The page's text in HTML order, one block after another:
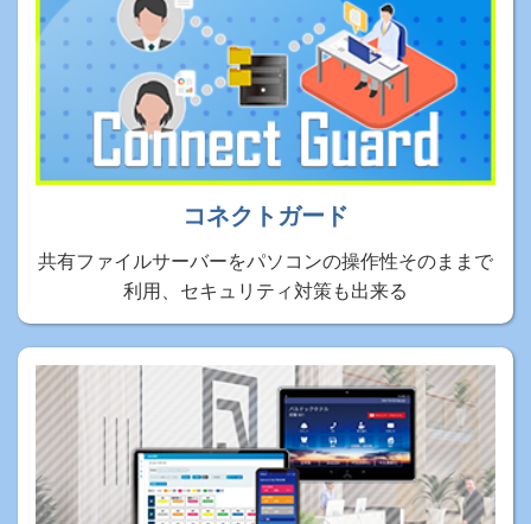
コネクトガード
共有ファイルサーバーをパソコンの操作性そのままで
利用、セキュリティ対策も出来る